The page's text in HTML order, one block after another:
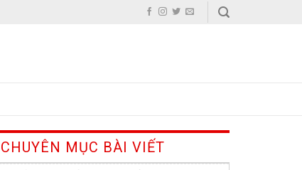
CHUYÊN MỤC BÀI VIẾT